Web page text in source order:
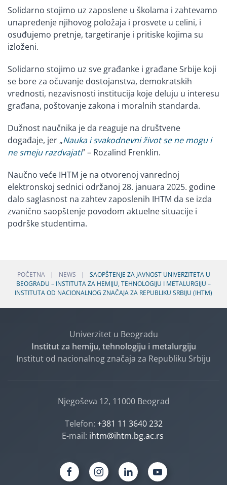
Solidarno stojimo uz zaposlene u školama i zahtevamo
unapređenje njihovog položaja i prosvete u celini, i
osuđujemo pretnje, targetiranje i pritiske kojima su
izloženi.
Solidarno stojimo uz sve građanke i građane Srbije koji
se bore za očuvanje dostojanstva, demokratskih
vrednosti, nezavisnosti institucija koje deluju u interesu
građana, poštovanje zakona i moralnih standarda.
Dužnost naučnika je da reaguje na društvene
događaje, jer „Nauka i svakodnevni život se ne mogu i
ne smeju razdvajati” – Rozalind Frenklin.
Naučno veće IHTM je na otvorenoj vanrednoj
elektronskoj sednici održanoj 28. januara 2025. godine
dalo saglasnost na zahtev zaposlenih IHTM da se izda
zvanično saopštenje povodom aktuelne situacije i
podrške studentima.
POČETNA NEWS
SAOPŠTENJE ZA JAVNOST UNIVERZITETA U
BEOGRADU – INSTITUTA ZA HEMIJU, TEHNOLOGIJU I METALURGIJU –
INSTITUTA OD NACIONALNOG ZNAČAJA ZA REPUBLIKU SRBIJU (IHTM)
Univerzitet u Beogradu
Institut za hemiju, tehnologiju i metalurgiju
Institut od nacionalnog značaja za Republiku Srbiju
Njegoševa 12, 11000 Beograd
Telefon: +381 11 3640 232
E-mail: ihtm@ihtm.bg.ac.rs